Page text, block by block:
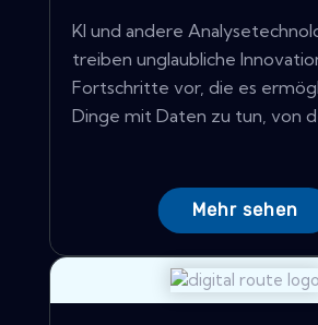
KI und andere
treiben unglaubliche
Fortschritte vor, die es
Dinge mit Daten zu tun, von
Mehr sehen